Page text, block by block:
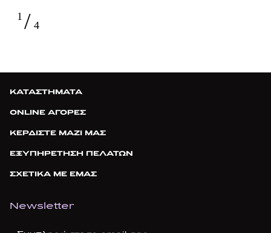
1 / 4
ΚΑΤΑΣΤΗΜΑΤΑ
ONLINE ΑΓΟΡΕΣ
ΚΕΡΔΙΣΤΕ ΜΑΖΙ ΜΑΣ
ΕΞΥΠΗΡΕΤΗΣΗ ΠΕΛΑΤΩΝ
ΣΧΕΤΙΚΑ ΜΕ ΕΜΑΣ
Newsletter